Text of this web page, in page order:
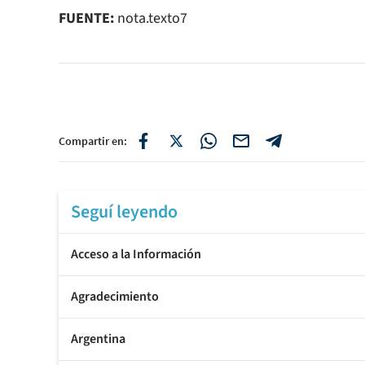
FUENTE: nota.texto7
Compartir en:
Seguí leyendo
Acceso a la Información
Agradecimiento
Argentina